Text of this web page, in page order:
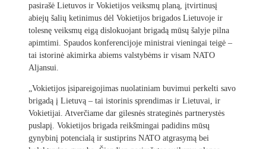
pasirašė Lietuvos ir Vokietijos veiksmų planą, įtvirtinusį
abiejų šalių ketinimus dėl Vokietijos brigados Lietuvoje ir
tolesnę veiksmų eigą dislokuojant brigadą mūsų šalyje pilna
apimtimi. Spaudos konferencijoje ministrai vieningai teigė –
tai istorinė akimirka abiems valstybėms ir visam NATO
Aljansui.
„Vokietijos įsipareigojimas nuolatiniam buvimui perkelti savo
brigadą į Lietuvą – tai istorinis sprendimas ir Lietuvai, ir
Vokietijai. Atverčiame dar gilesnės strateginės partnerystės
puslapį. Vokietijos brigada reikšmingai padidins mūsų
gynybinį potencialą ir sustiprins NATO atgrasymą bei